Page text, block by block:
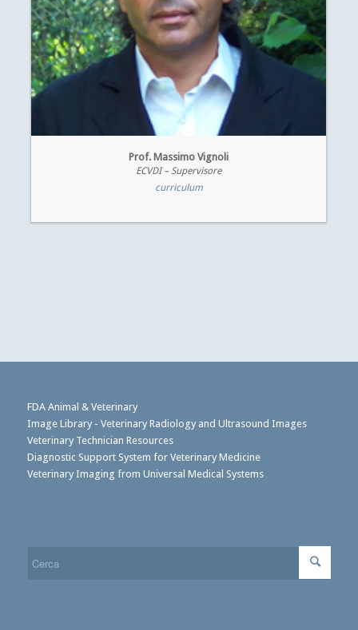
Prof. Massimo Vignoli
ECVDI – Supervisore
curriculum
FDA Animal & Veterinary
Image Library - Veterinary Radiology and Ultrasound Images
Veterinary Technician Resources
Diagnostic Support System for Veterinary Medicine
Veterinary Imaging from Universal Medical Systems